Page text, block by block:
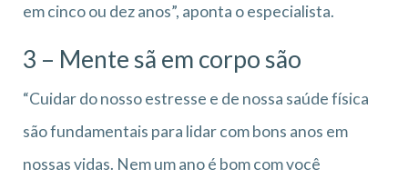
em cinco ou dez anos”, aponta o especialista.
3 – Mente sã em corpo são
“Cuidar do nosso estresse e de nossa saúde física
são fundamentais para lidar com bons anos em
nossas vidas. Nem um ano é bom com você